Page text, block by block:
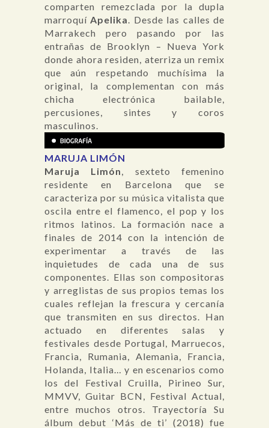
comparten remezclada por la dupla
marroquíApelika. Desde las calles de
Marrakech pero pasando por las
entrañas de Brooklyn – Nueva York
donde ahora residen, aterriza un remix
que aún respetando muchísima la
original, la complementan con más
chicha electrónica bailable,
percusiones, sintes y coros
masculinos.
MARUJA LIMÓN
Maruja Limón, sexteto femenino
residente en Barcelona que se
caracteriza por su música vitalista que
oscila entre el flamenco, el pop y los
ritmos latinos. La formación nace a
finales de 2014 con la intención de
experimentar a través de las
inquietudes de cada una de sus
componentes. Ellas son compositoras
y arreglistas de sus propios temas los
cuales reflejan la frescura y cercanía
que transmiten en sus directos. Han
actuado en diferentes salas y
festivales desde Portugal, Marruecos,
Francia, Rumania, Alemania, Francia,
Holanda, Italia… y en escenarios como
los del Festival Cruilla, Pirineo Sur,
MMVV, Guitar BCN, Festival Actual,
entre muchos otros. Trayectoría Su
álbum debut ‘Más de ti’ (2018) fue